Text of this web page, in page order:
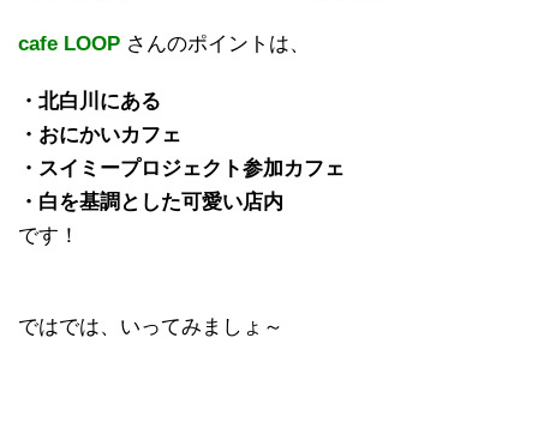
cafe LOOP さんのポイント は、
・北白川にある
・おにかいカフェ
・スイミープロジェクト参加カフェ
・白を基調とした可愛い店内
です！
ではでは、いってみましょ～